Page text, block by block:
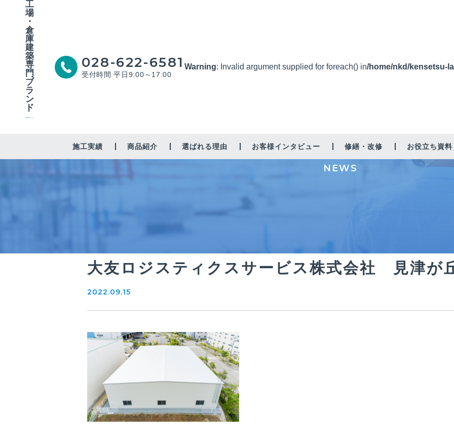
工
場
・
倉
庫
建
築
専
門
ブ
ラ
ン
ド
028-622-6581
受付時間 平日9:00～17:00
Warning: Invalid argument supplied for foreach() in/home/nkd/kensetsu-
施工実績 商品紹介 選ばれる理由 お客様インタビュー 修繕・改修
増築・リノベーション
お役立ち資料
新着情報
NEWS
大友ロジスティクスサービス株式会社 見津が
2022.09.15